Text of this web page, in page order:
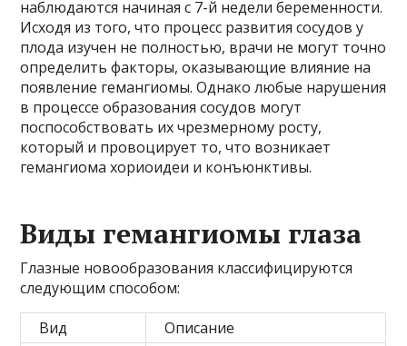
наблюдаются начиная с 7-й недели беременности.
Исходя из того, что процесс развития сосудов у
плода изучен не полностью, врачи не могут точно
определить факторы, оказывающие влияние на
появление гемангиомы. Однако любые нарушения
в процессе образования сосудов могут
поспособствовать их чрезмерному росту,
который и провоцирует то, что возникает
гемангиома хориоидеи и конъюнктивы.
Виды гемангиомы глаза
Глазные новообразования классифицируются
следующим способом:
Вид
Описание